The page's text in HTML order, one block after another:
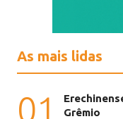
As mais lidas
01
Grêmio